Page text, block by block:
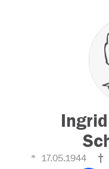
17.05.1944